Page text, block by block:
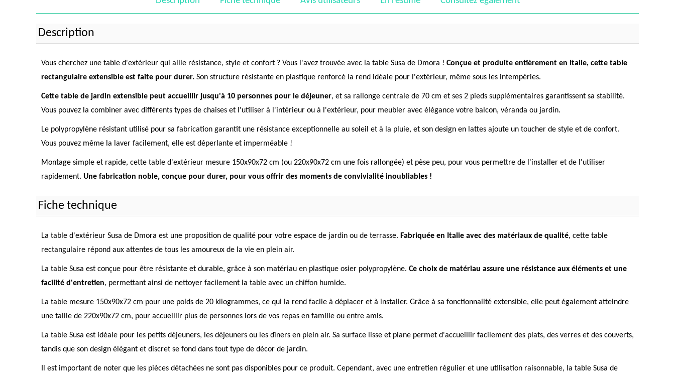
Description
Vous cherchez une table d'extérieur qui allie résistance, style et confort ? Vous l'avez trouvée avec la table Susa de Dmora ! Conçue et produite entièrement en Italie, cette table
rectangulaire extensible est faite pour durer. Son structure résistante en plastique renforcé la rend idéale pour l'extérieur, même sous les intempéries.
Cette table de jardin extensible peut accueillir jusqu'à 10 personnes pour le déjeuner, et sa rallonge centrale de 70 cm et ses 2 pieds supplémentaires garantissent sa stabilité.
Vous pouvez la combiner avec différents types de chaises et l'utiliser à l'intérieur ou à l'extérieur, pour meubler avec élégance votre balcon, véranda ou jardin.
Le polypropylène résistant utilisé pour sa fabrication garantit une résistance exceptionnelle au soleil et à la pluie, et son design en lattes ajoute un toucher de style et de confort.
Vous pouvez même la laver facilement, elle est déperlante et imperméable !
Montage simple et rapide, cette table d'extérieur mesure 150x90x72 cm (ou 220x90x72 cm une fois rallongée) et pèse peu, pour vous permettre de l'installer et de l'utiliser
rapidement. Une fabrication noble, conçue pour durer, pour vous offrir des moments de convivialité inoubliables !
Fiche technique
La table d'extérieur Susa de Dmora est une proposition de qualité pour votre espace de jardin ou de terrasse. Fabriquée en Italie avec des matériaux de qualité, cette table
rectangulaire répond aux attentes de tous les amoureux de la vie en plein air.
La table Susa est conçue pour être résistante et durable, grâce à son matériau en plastique osier polypropylène. Ce choix de matériau assure une résistance aux éléments et une
facilité d'entretien, permettant ainsi de nettoyer facilement la table avec un chiffon humide.
La table mesure 150x90x72 cm pour une poids de 20 kilogrammes, ce qui la rend facile à déplacer et à installer. Grâce à sa fonctionnalité extensible, elle peut également atteindre
une taille de 220x90x72 cm, pour accueillir plus de personnes lors de vos repas en famille ou entre amis.
La table Susa est idéale pour les petits déjeuners, les déjeuners ou les dîners en plein air. Sa surface lisse et plane permet d'accueillir facilement des plats, des verres et des couverts,
tandis que son design élégant et discret se fond dans tout type de décor de jardin.
Il est important de noter que les pièces détachées ne sont pas disponibles pour ce produit. Cependant, avec une entretien régulier et une utilisation raisonnable, la table Susa de